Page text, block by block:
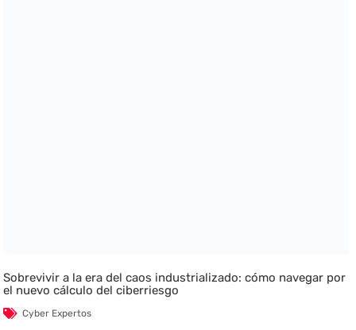
Sobrevivir a la era del caos industrializado: cómo navegar por
el nuevo cálculo del ciberriesgo
Cyber Expertos